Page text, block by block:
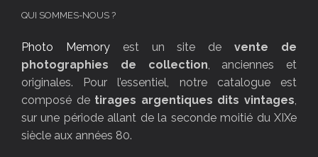
QUI SOMMES-NOUS ?
Photo Memoryest un site devente de
photographies de collection, anciennes et
originales. Pour l’essentiel, notre catalogue est
composé de tirages argentiques dits vintages,
sur une période allant de la seconde moitié du XIXe
siècle aux années 80.